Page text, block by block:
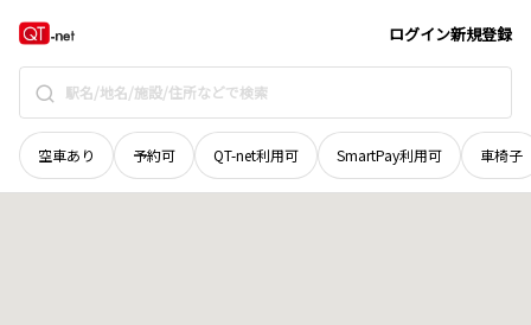
ログイン新規登録
空車あり 予約可 QT-net利用可 SmartPay利用可 車椅子
宮城県